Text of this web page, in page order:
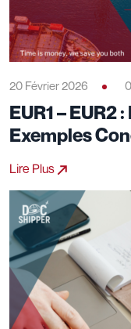
20 Février 2026
EUR1 –
Exemples
Lire Plus